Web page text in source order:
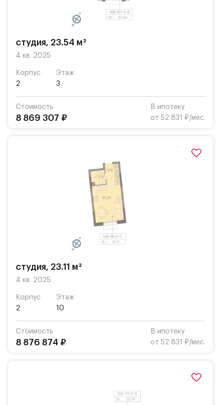
студия, 23.54 м²
4 кв. 2025
Корпус
2
Этаж
3
Стоимость
8 869 307 ₽
В ипотеку
от 52 831 ₽/мес.
студия, 23.11 м²
4 кв. 2025
Корпус
2
Этаж
10
Стоимость
8 876 874 ₽
В ипотеку
от 52 831 ₽/мес.